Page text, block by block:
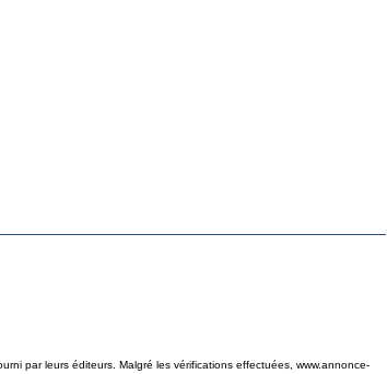
par leurs éditeurs. Malgré les vérifications effectuées, www.annonce-